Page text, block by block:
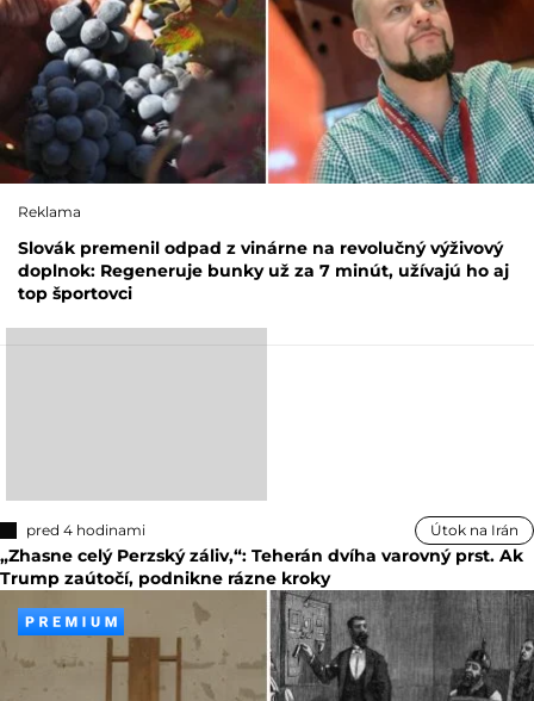
Reklama
Slovák premenil odpad z vinárne na revolučný výživový
doplnok: Regeneruje bunky už za 7 minút, užívajú ho aj
top športovci
pred 4 hodinami Útok na Irán
„Zhasne celý Perzský záliv,“: Teherán dvíha varovný prst. Ak
Trump zaútočí, podnikne rázne kroky